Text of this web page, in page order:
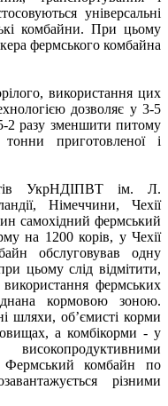
універсальні
комбайни. При цьому
фермського комбайна
використання цих
дозволяє у 3-5
2 разу зменшити питому
тонни приготовленої і
УкрНДІПВТ ім. Л.
Німеччини, Чехії
самохідний фермський
на 1200 корів, у Чехії
обслуговував одну
цьому слід відмітити,
фермських
кормовою зоною.
шляхи, об’ємисті корми
а комбікорми - у
Фермський комбайн по
різними